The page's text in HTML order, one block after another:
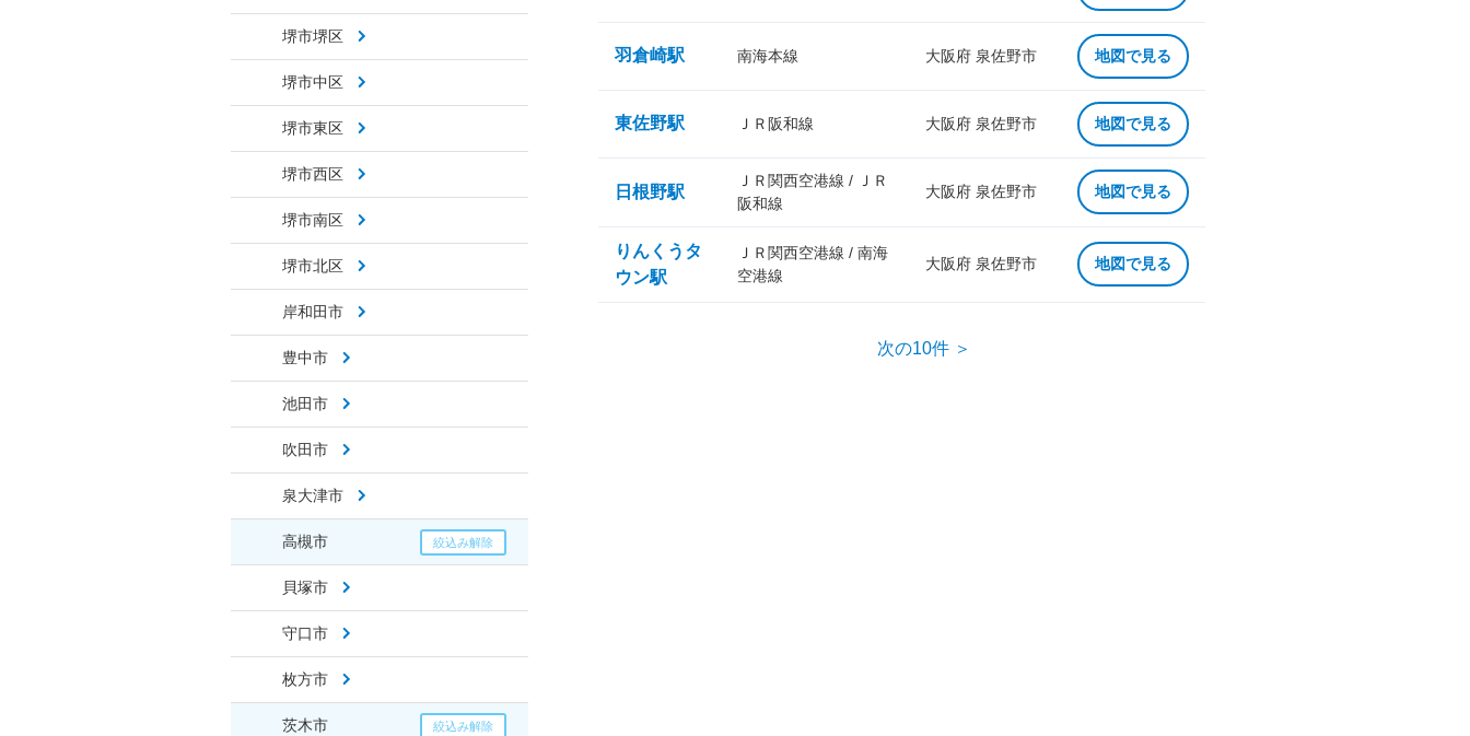
堺市堺区
堺市中区
堺市東区
堺市西区
堺市南区
堺市北区
岸和田市
豊中市
池田市
吹田市
泉大津市
高槻市
貝塚市
守口市
枚方市
茨木市
羽倉崎駅 南海本線 大阪府 泉佐野市 地図で見る
東佐野駅 ＪＲ阪和線 大阪府 泉佐野市 地図で見る
日根野駅
ＪＲ関西空港線 / ＪＲ
阪和線
大阪府 泉佐野市 地図で見る
りんくうタ
ウン駅
ＪＲ関西空港線 / 南海
空港線
大阪府 泉佐野市 地図で見る
次の10件 ＞